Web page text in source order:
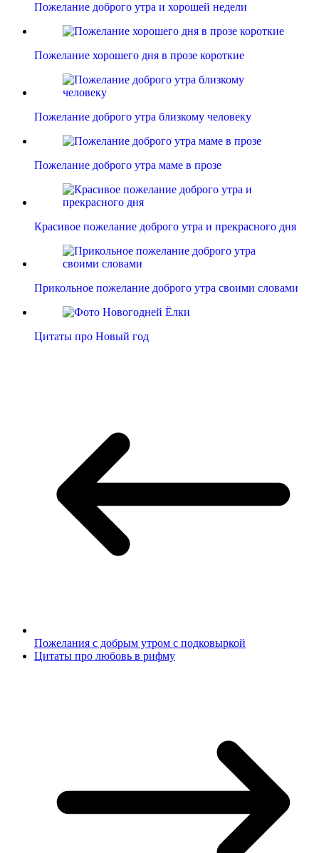
Пожелание доброго утра и хорошей недели
Пожелание хорошего дня в прозе короткие
Пожелание доброго утра близкому человеку
Пожелание доброго утра маме в прозе
Красивое пожелание доброго утра и прекрасного дня
Прикольное пожелание доброго утра своими словами
Цитаты про Новый год
Пожелания с добрым утром с подковыркой
Цитаты про любовь в рифму